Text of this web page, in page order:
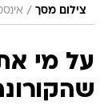
צילום מסך /
על מי